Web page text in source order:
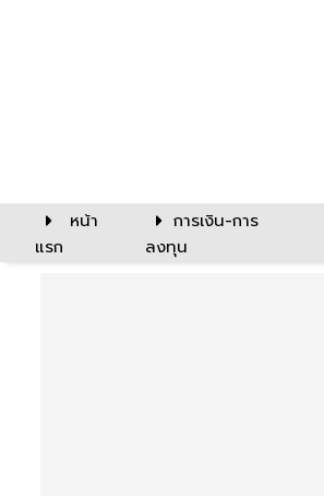
หน้า
แรก
การเงิน-การ
ลงทุน